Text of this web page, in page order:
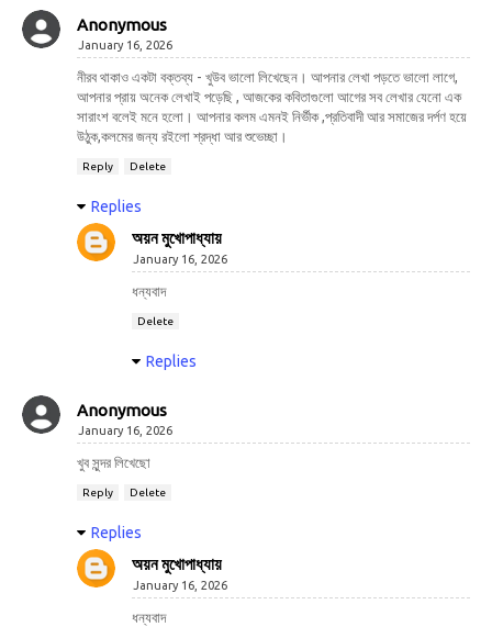
Anonymous
January 16, 2026
নীরব থাকাও একটা বক্তব্য - খুউব ভালো লিখেছেন। আপনার লেখা পড়তে ভালো লাগে,
আপনার প্রায় অনেক লেখাই পড়েছি , আজকের কবিতাগুলো আগের সব লেখার যেনো এক
সারাংশ বলেই মনে হলো। আপনার কলম এমনই নির্ভীক ,প্রতিবাদী আর সমাজের দর্পণ হয়ে
উঠুক,কলমের জন্য রইলো শ্রদ্ধা আর শুভেচ্ছা।
Reply Delete
Replies
অয়ন মুখোপাধ্যায়
January 16, 2026
ধন্যবাদ
Delete
Replies
Anonymous
January 16, 2026
খুব সুন্দর লিখেছো
Reply Delete
Replies
অয়ন মুখোপাধ্যায়
January 16, 2026
ধন্যবাদ